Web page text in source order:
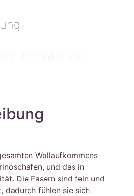
Informationen
Wollaufkommens
und das in
Die Fasern sind fein und
dadurch fühlen sie sich